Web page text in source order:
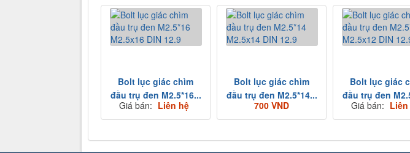
Bolt lục giác chìm
đầu trụ đen M2.5*16...
Giá bán: Liên hệ
Bolt lục giác chìm
đầu trụ đen M2.5*14...
700 VND
Bolt lục giác
đầu trụ đen
Giá bán: